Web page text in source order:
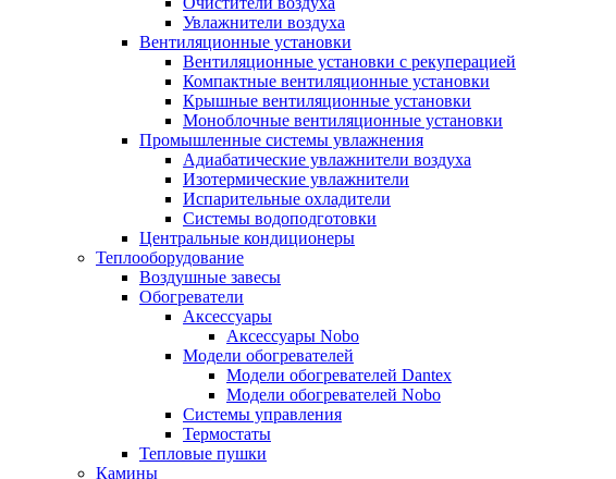
Увлажнители воздуха
Вентиляционные установки
Вентиляционные установки с рекуперацией
Компактные вентиляционные установки
Крышные вентиляционные установки
Моноблочные вентиляционные установки
Промышленные системы увлажнения
Адиабатические увлажнители воздуха
Изотермические увлажнители
Испарительные охладители
Системы водоподготовки
Центральные кондиционеры
Теплооборудование
Воздушные завесы
Обогреватели
Аксессуары
Аксессуары Nobo
Модели обогревателей
Модели обогревателей Dantex
Модели обогревателей Nobo
Системы управления
Термостаты
Тепловые пушки
Камины